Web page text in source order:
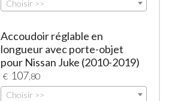
Choisir >>
Accoudoir réglable en
longueur avec porte-objet
pour Nissan Juke (2010-2019)
€ 107 ,80
Choisir >>